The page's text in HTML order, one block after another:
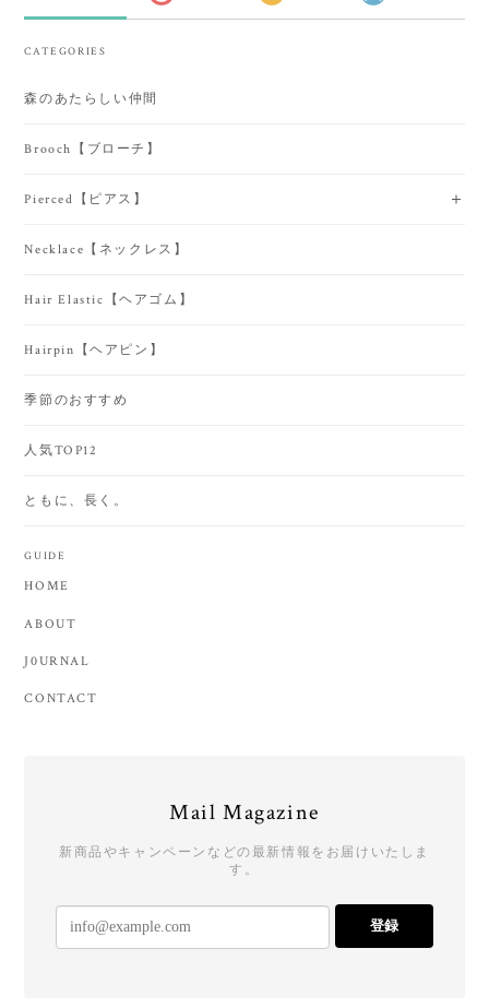
CATEGORIES
森のあたらしい仲間
Brooch【ブローチ】
Pierced【ピアス】
Necklace【ネックレス】
Hair Elastic【ヘアゴム】
Hairpin【ヘアピン】
季節のおすすめ
人気TOP12
ともに、長く。
GUIDE
HOME
ABOUT
J0URNAL
CONTACT
Mail Magazine
新商品やキャンペーンなどの最新情報をお届けいたしま
す。
登録